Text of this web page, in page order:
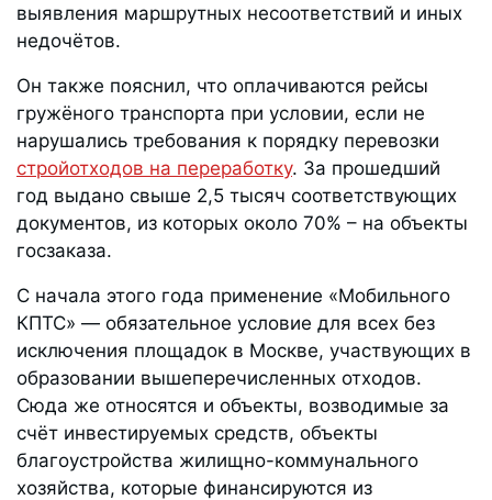
выявления маршрутных несоответствий и иных
недочётов.
Он также пояснил, что оплачиваются рейсы
гружёного транспорта при условии, если не
нарушались требования к порядку перевозки
стройотходов на переработку. За прошедший
год выдано свыше 2,5 тысяч соответствующих
документов, из которых около 70% – на объекты
госзаказа.
С начала этого года применение «Мобильного
КПТС» — обязательное условие для всех без
исключения площадок в Москве, участвующих в
образовании вышеперечисленных отходов.
Сюда же относятся и объекты, возводимые за
счёт инвестируемых средств, объекты
благоустройства жилищно-коммунального
хозяйства, которые финансируются из